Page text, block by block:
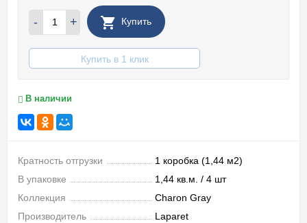
- + Купить
Купить в 1 клик
В наличии
Кратность отгрузки
1 коробка (1,44 м2)
В упаковке
1,44 кв.м. / 4 шт
Коллекция
Charon Gray
Производитель
Laparet